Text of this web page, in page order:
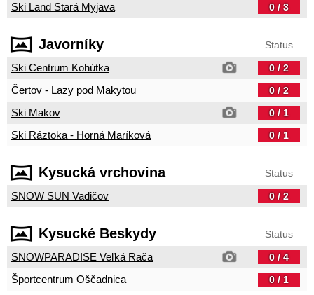
Ski Land Stará Myjava 0 / 3
Javorníky Status
Ski Centrum Kohútka 0 / 2
Čertov - Lazy pod Makytou 0 / 2
Ski Makov 0 / 1
Ski Ráztoka - Horná Maríková 0 / 1
Kysucká vrchovina Status
SNOW SUN Vadičov 0 / 2
Kysucké Beskydy Status
SNOWPARADISE Veľká Rača 0 / 4
Športcentrum Oščadnica 0 / 1